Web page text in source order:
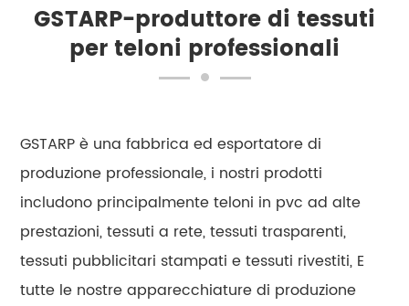
GSTARP-produttore di tessuti
per teloni professionali
GSTARP è una fabbrica ed esportatore di
produzione professionale, i nostri prodotti
includono principalmente teloni in pvc ad alte
prestazioni, tessuti a rete, tessuti trasparenti,
tessuti pubblicitari stampati e tessuti rivestiti, E
tutte le nostre apparecchiature di produzione